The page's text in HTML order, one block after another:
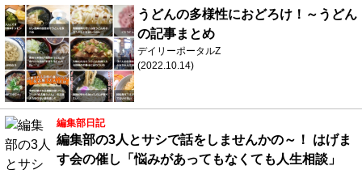
うどんの多様性におどろけ！～うどん
の記事まとめ
デイリーポータルZ
(2022.10.14)
編集部日記
編集部の3人とサシで話をしませんかの～！ はげま
す会の催し「悩みがあってもなくても人生相談」